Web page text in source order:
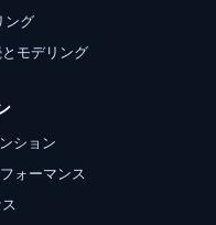
ング
モデリング
ション
ォーマンス